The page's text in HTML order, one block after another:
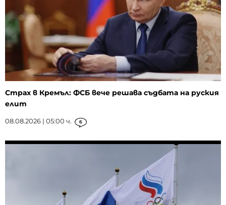
Страх в Кремъл: ФСБ вече решава съдбата на руския
елит
08.08.2026 | 05:00 ч. 6